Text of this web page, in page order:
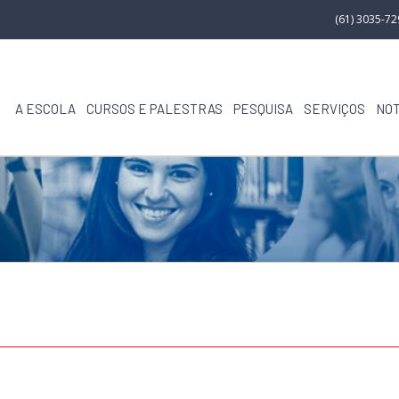
(61) 3035-
A ESCOLA CURSOS E PALESTRAS PESQUISA SERVIÇOS